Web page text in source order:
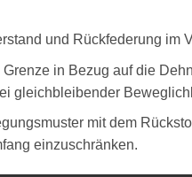
und Rückfederung
in Bezug auf die
gleichbleibender
mit dem
einzuschränken.